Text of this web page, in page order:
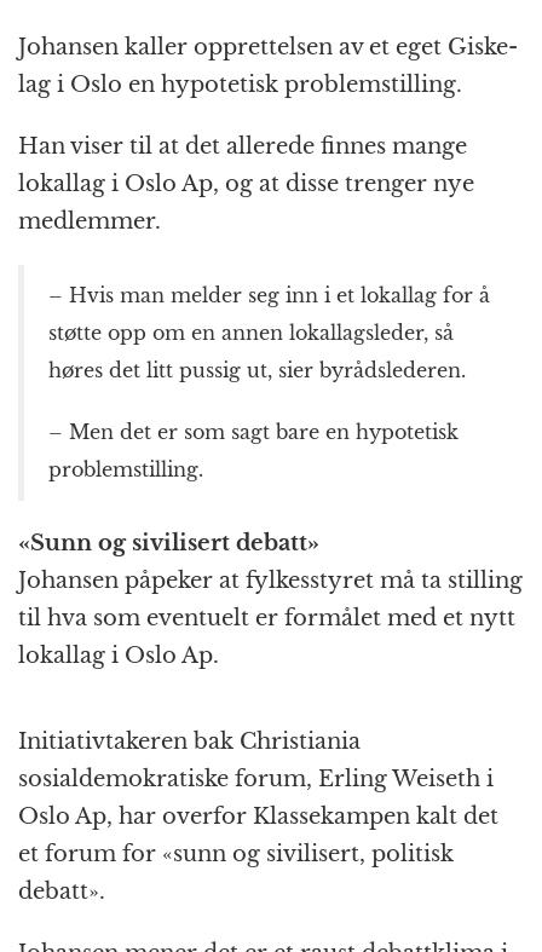
Johansen kaller opprettelsen av et eget Giske-
lag i Oslo en hypotetisk problemstilling.
Han viser til at det allerede finnes mange
lokallag i Oslo Ap, og at disse trenger nye
medlemmer.
– Hvis man melder seg inn i et lokallag for å
støtte opp om en annen lokallagsleder, så
høres det litt pussig ut, sier byrådslederen.
– Men det er som sagt bare en hypotetisk
problemstilling.
«Sunn og sivilisert debatt»
Johansen påpeker at fylkesstyret må ta stilling
til hva som eventuelt er formålet med et nytt
lokallag i Oslo Ap.
Initiativtakeren bak Christiania
sosialdemokratiske forum, Erling Weiseth i
Oslo Ap, har overfor Klassekampen kalt det
et forum for «sunn og sivilisert, politisk
debatt».